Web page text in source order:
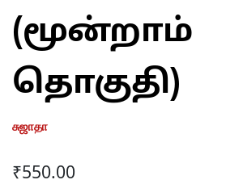
(மூன்றாம்
தொகுதி)
சுஜாதா
₹550.00